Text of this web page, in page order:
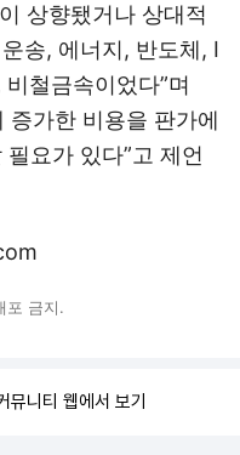
상향됐거나 상대적
송, 에너지, 반도체, I
철금속이었다”며
증가한 비용을 판가에
요가 있다”고 제언
포 금지.
니티 웹에서 보기